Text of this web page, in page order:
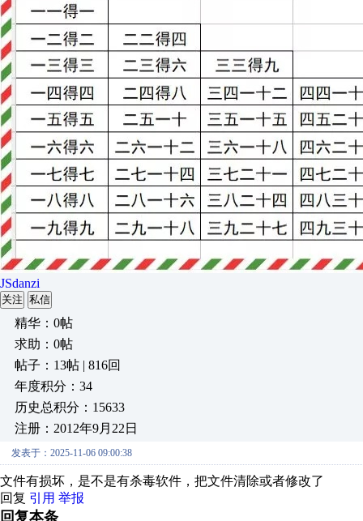
JSdanzi
关注 私信
精华：0帖
求助：0帖
帖子：13帖 | 816回
年度积分：34
历史总积分：15633
注册：2012年9月22日
发表于：2025-11-06 09:00:38
文件有损坏，是不是有杀毒软件，把文件清除或者修改了
回复 引用 举报
回复本条